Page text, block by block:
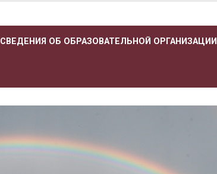
СВЕДЕНИЯ ОБ ОБРАЗОВАТЕЛЬНОЙ ОРГАНИЗАЦИИ